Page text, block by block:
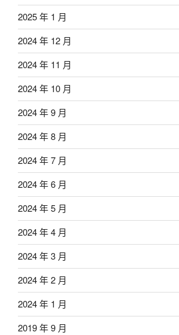
2025 年 1 月
2024 年 12 月
2024 年 11 月
2024 年 10 月
2024 年 9 月
2024 年 8 月
2024 年 7 月
2024 年 6 月
2024 年 5 月
2024 年 4 月
2024 年 3 月
2024 年 2 月
2024 年 1 月
2019 年 9 月